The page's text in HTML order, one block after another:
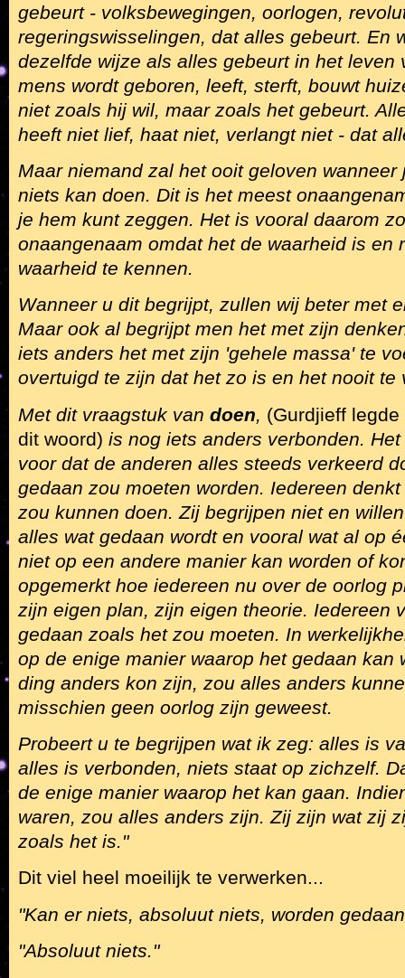
gebeurt - volksbewegingen, oorlogen,
regeringswisselingen, dat alles gebeurt. En
dezelfde wijze als alles gebeurt in het leven
mens wordt geboren, leeft, sterft, bouwt
niet zoals hij wil, maar zoals het gebeurt.
heeft niet lief, haat niet, verlangt niet - dat
Maar niemand zal het ooit geloven
niets kan doen. Dit is het meest
je hem kunt zeggen. Het is vooral daarom
onaangenaam omdat het de waarheid is en
waarheid te kennen.
Wanneer u dit begrijpt, zullen wij beter met
Maar ook al begrijpt men het met zijn
iets anders het met zijn 'gehele massa' te
overtuigd te zijn dat het zo is en het nooit te
Met dit vraagstuk van doen, (Gurdjieff
dit woord) is nog iets anders verbonden.
voor dat de anderen alles steeds verkeerd
gedaan zou moeten worden. Iedereen
zou kunnen doen. Zij begrijpen niet en
alles wat gedaan wordt en vooral wat al op
niet op een andere manier kan worden of
opgemerkt hoe iedereen nu over de oorlog
zijn eigen plan, zijn eigen theorie. Iedereen
gedaan zoals het zou moeten. In
op de enige manier waarop het gedaan kan
ding anders kon zijn, zou alles anders
misschien geen oorlog zijn geweest.
Probeert u te begrijpen wat ik zeg: alles is
alles is verbonden, niets staat op zichzelf.
de enige manier waarop het kan gaan.
waren, zou alles anders zijn. Zij zijn wat zij
zoals het is."
Dit viel heel moeilijk te verwerken...
"Kan er niets, absoluut niets, worden
"Absoluut niets."